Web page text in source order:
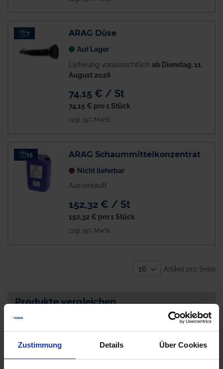
Zustimmung Details Über Cookies
7 ARAG Düse
Auf Lager
Lieferung voraussichtlich ab Dienstag, 11.
August 2026
74,15 € / St
74,15 € pro 1 Stück
zzgl. 19% MwSt.
15 ARAG Schaummittelkonzentrat
Nicht lieferbar
Ausverkauft
152,32 € / St
152,32 € pro 1 Stück
zzgl. 19% MwSt.
Artikel pro Seite
Produkte vergleichen